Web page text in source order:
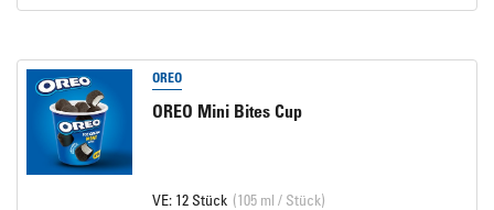
OREO
OREO Mini Bites Cup
VE: 12 Stück (105 ml / Stück)